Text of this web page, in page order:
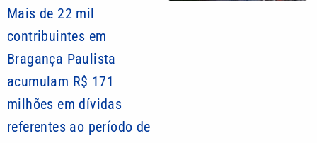
Mais de 22 mil
contribuintes em
Bragança Paulista
acumulam R$ 171
milhões em dívidas
referentes ao período de